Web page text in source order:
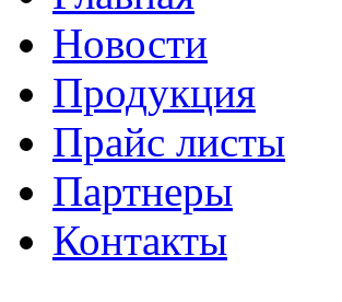
Новости
Продукция
Прайс листы
Партнеры
Контакты